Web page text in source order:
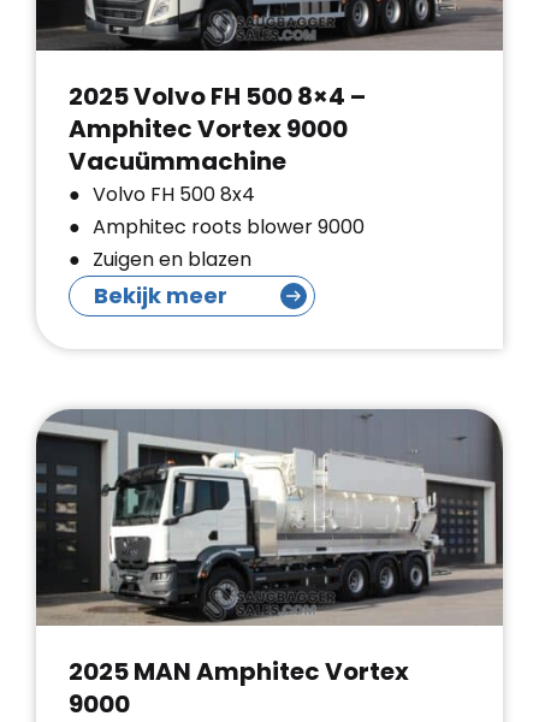
2025 Volvo FH 500 8×4 –
Amphitec Vortex 9000
Vacuümmachine
Volvo FH 500 8x4
Amphitec roots blower 9000
Zuigen en blazen
Bekijk meer
2025 MAN Amphitec Vortex
9000